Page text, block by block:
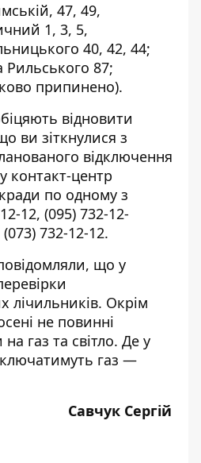
47, 49,
1, 3, 5,
40, 42, 44;
87;
припинено).
відновити
ви зіткнулися з
відключення
контакт-центр
по одному з
12, (095) 732-12-
(073) 732-12-12.
що у
лічильників. Окрім
не повинні
газ та світло. Де у
газ —
Савчук Сергій